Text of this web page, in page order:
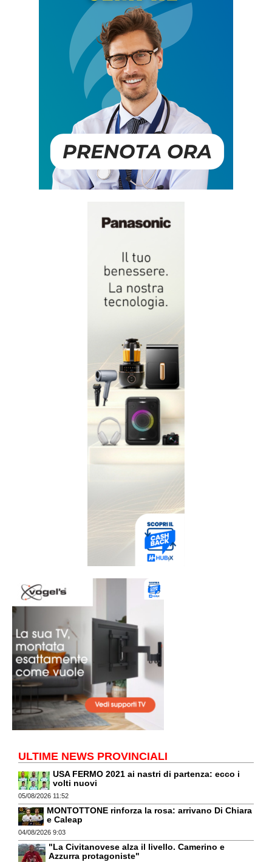
ULTIME NEWS PROVINCIALI
USA FERMO 2021 ai nastri di partenza: ecco i
volti nuovi
05/08/2026 11:52
MONTOTTONE rinforza la rosa: arrivano Di Chiara
e Caleap
04/08/2026 9:03
"La Civitanovese alza il livello. Camerino e
Azzurra protagoniste"